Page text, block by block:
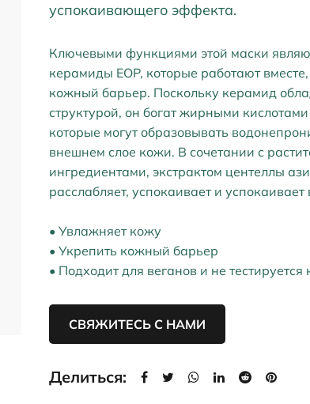
успокаивающего эффекта.
Ключевыми функциями этой маски
керамиды EOP, которые работают
кожный барьер. Поскольку керамид
структурой, он богат жирными
которые могут образовывать
внешнем слое кожи. В сочетании с
ингредиентами, экстрактом центеллы
расслабляет, успокаивает и
• Увлажняет кожу
• Укрепить кожный барьер
• Подходит для веганов и не
СВЯЖИТЕСЬ С НАМИ
Делиться: